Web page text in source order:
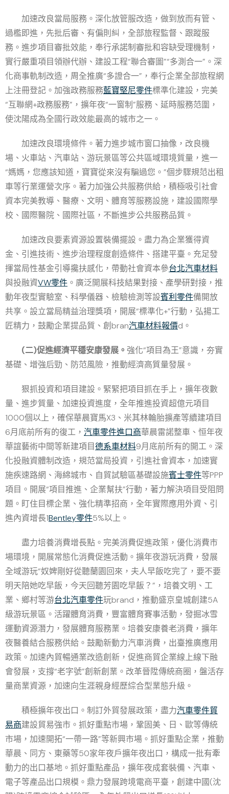
加速改良當局服務。深化放管服改造，做到放而有管、
過檻即進，先批后審、有偏則糾，全部旅程監督、跟蹤服
務。進步項目審批效能，奉行承諾制審批和容缺受理機制，
實行嚴重項目領辦代辦、建設工程“聯合審圖”“多測合一”。深
化商事軌制改造，周全推廣“多證合一”，奉行企業全部旅程網
上注冊登記。加強政務服務藍寶堅尼零件標準化建設，完美
“互聯網+政務服務”，擴年夜“一窗制”服務、延時服務范圍，
使沈陽成為全國行政效能最高的城市之一。
加速改良環境條件。著力進步城市窗口抽像，改良機
場、火車站、汽車站、游玩景區等公共區域環境質量，進一
“媽媽，您應該知道，寶寶從來沒有騙過您。”個步驟規范出租
車等行業運營次序。著力加強公共服務供給，積極吸引社會
資本完美教導、醫療、文明、體育等服務設施，建設國際學
校、國際醫院、國際社區，不斷進步公共服務品質。
加速改良要素資源設置裝備擺設。盡力為企業獲得資
金、引進技術、進步治理程度創造條件、搭建平臺。充足發
揮當局性基金引導攙扶感化，帶動社會資本參台北汽車材料
與投融資VW零件 。廣泛開展科技結果對接、產學研對接，推
動年夜型實驗室、科學儀器、檢驗檢測等設賓利零件備開放
共享。設立當局精益治理獎項，開展“標準化+”行動，弘揚工
匠精力，鼓勵企業提品質、創bran汽車材料報價d。
(二)促進經濟平穩安康發展。 強化“項目為王”意識，夯實
基礎、增強后勁、防范風險，推動經濟高質量發展。
狠抓投資和項目建設。緊緊把項目抓在手上，擴年夜數
量、進步質量、加速投資進度，全年推進投資超億元項目
1000個以上，確保華晨寶馬X3、米其林輪胎擴產等續建項目
6月底前所有的復工， 汽車零件進口商華晨雷諾整車、恒年夜
華誼藝術中間等新建項目德系車材料9月底前所有的開工。深
化投融資體制改造，規范當局投資，引進社會資本，加速實
施疾速路網、海綿城市、自貿試驗區基礎設施賓士零件等PPP
項目。開展“項目推進、企業幫扶”行動，著力解決項目受阻問
題。盯住目標企業、強化精準招商，全年實際應用外資、引
進內資增長1Bentley零件5%以上。
盡力培養消費增長點。完美消費促進政策，優化消費市
場環境，開展常態化消費促進活動。擴年夜游玩消費，發展
全域游玩“奴婢剛好從聽蘭園回來，夫人早飯吃完了，要不要
明天陪她吃早飯，今天回聽芳園吃早飯？”，培養文明、工
業、鄉村等游台北汽車零件玩brand，推動盛京皇城創建5A
級游玩景區。活躍體育消費，豐富體育賽事活動，發掘冰雪
運動資源潛力，發展體育服務業。培養安康養老消費，擴年
夜醫養結合服務供給。鼓勵新動力汽車消費，出臺推廣應用
政策。加速內貿暢通業改造創新，促進商貿企業線上線下融
會發展，支撐“老字號”創新創業。改革晉陞傳統商圈，盤活存
量商業資源，加速向生涯親身經歷綜合型業態升級。
積極擴年夜出口。制訂外貿發展政策，盡力汽車零件貿
易商建設貿易強市。抓好重點市場，鞏固美、日、歐等傳統
市場，加速開拓“一帶一路”等新興市場。抓好重點企業，推動
華晨、同方、東藥等50家年夜戶擴年夜出口，構成一批有牽
動力的出口基地。抓好重點產品，擴年夜成套裝備、汽車、
電子等產品出口規模。鼎力發展跨境電商平臺，創建中國(沈